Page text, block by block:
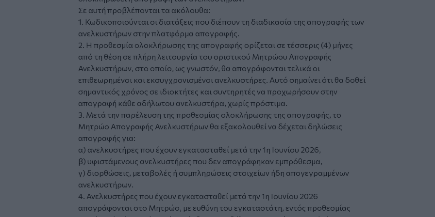
Σε αυτή προβλέπονται τα ακόλουθα:
1. Κωδικοποιούνται οι διατάξεις που διέπουν τη διαδικασία της απογραφής των
ανελκυστήρων στην πλατφόρμα απογραφής.
2. Η προθεσμία ολοκλήρωσης της απογραφής ορίζεται σε τέσσερις (4) μήνες
από τη θέση σε πλήρη λειτουργία του οριστικού Μητρώου Απογραφής
Ανελκυστήρων, στο οποίο, ως γνωστόν, θα απογράφονται τελικά οι
επιθεωρημένοι και εκσυγχρονισμένοι ανελκυστήρες. Αυτό σημαίνει ότι θα δοθεί
σημαντικός χρόνος σε ιδιοκτήτες και συντηρητές να προχωρήσουν στην
απογραφή κάθε αδήλωτου ανελκυστήρα, χωρίς πρόστιμα.
3. Μετά την παρέλευση της προθεσμίας ολοκλήρωσης της απογραφής, το
Μητρώο Απογραφής Ανελκυστήρων θα εξακολουθεί να δέχεται δηλώσεις
απογραφής για:
α) ανελκυστήρες που έχουν εγκατασταθεί μετά την 1η Ιουνίου 2026,
β) υφιστάμενους ανελκυστήρες που δεν απογράφηκαν εμπρόθεσμα,
γ) διορθώσεις, μεταβολές ή συμπληρώσεις στοιχείων ήδη απογεγραμμένων
ανελκυστήρων.
4. Ανελκυστήρες που έχουν εγκατασταθεί μετά την 1η Ιουνίου 2026
απογράφονται στο Μητρώο, με ευθύνη του εγκαταστάτη, εντός προθεσμίας